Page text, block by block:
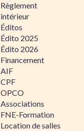
Règlement
intérieur
Éditos
Édito 2025
Édito 2026
Financement
AIF
CPF
OPCO
Associations
FNE-Formation
Location de salles